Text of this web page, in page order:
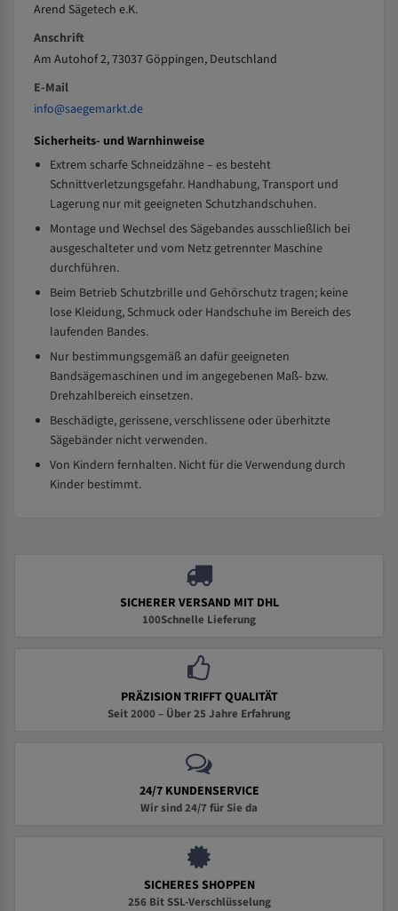
Arend Sägetech e.K.
Anschrift
Am Autohof 2, 73037 Göppingen, Deutschland
E-Mail
info@saegemarkt.de
Sicherheits- und Warnhinweise
Extrem scharfe Schneidzähne – es besteht
Schnittverletzungsgefahr. Handhabung, Transport und
Lagerung nur mit geeigneten Schutzhandschuhen.
Montage und Wechsel des Sägebandes ausschließlich bei
ausgeschalteter und vom Netz getrennter Maschine
durchführen.
Beim Betrieb Schutzbrille und Gehörschutz tragen; keine
lose Kleidung, Schmuck oder Handschuhe im Bereich des
laufenden Bandes.
Nur bestimmungsgemäß an dafür geeigneten
Bandsägemaschinen und im angegebenen Maß- bzw.
Drehzahlbereich einsetzen.
Beschädigte, gerissene, verschlissene oder überhitzte
Sägebänder nicht verwenden.
Von Kindern fernhalten. Nicht für die Verwendung durch
Kinder bestimmt.
SICHERER VERSAND MIT DHL
100Schnelle Lieferung
PRÄZISION TRIFFT QUALITÄT
Seit 2000 – Über 25 Jahre Erfahrung
24/7 KUNDENSERVICE
Wir sind 24/7 für Sie da
SICHERES SHOPPEN
256 Bit SSL-Verschlüsselung